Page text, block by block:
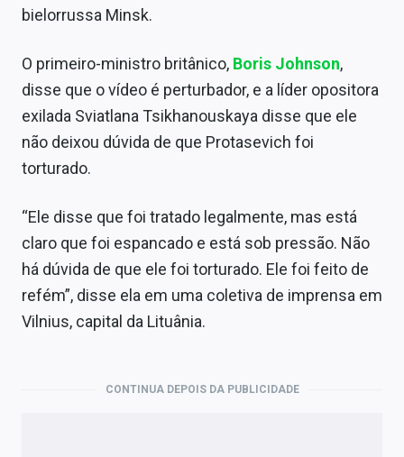
bielorrussa Minsk.
O primeiro-ministro britânico, Boris Johnson,
disse que o vídeo é perturbador, e a líder opositora
exilada Sviatlana Tsikhanouskaya disse que ele
não deixou dúvida de que Protasevich foi
torturado.
“Ele disse que foi tratado legalmente, mas está
claro que foi espancado e está sob pressão. Não
há dúvida de que ele foi torturado. Ele foi feito de
refém”, disse ela em uma coletiva de imprensa em
Vilnius, capital da Lituânia.
CONTINUA DEPOIS DA PUBLICIDADE